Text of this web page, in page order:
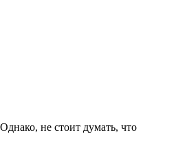
не стоит думать, что